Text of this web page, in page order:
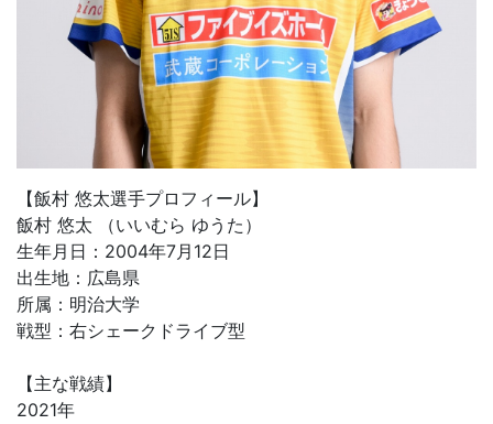
【飯村 悠太選手プロフィール】
飯村 悠太 （いいむら ゆうた）
生年月日：2004年7月12日
出生地：広島県
所属：明治大学
戦型：右シェークドライブ型
【主な戦績】
2021年